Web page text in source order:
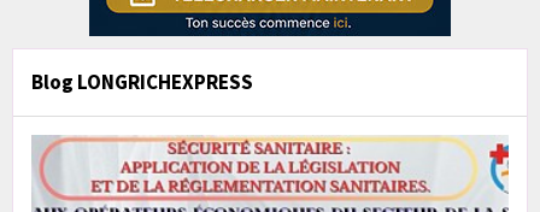
Blog LONGRICHEXPRESS